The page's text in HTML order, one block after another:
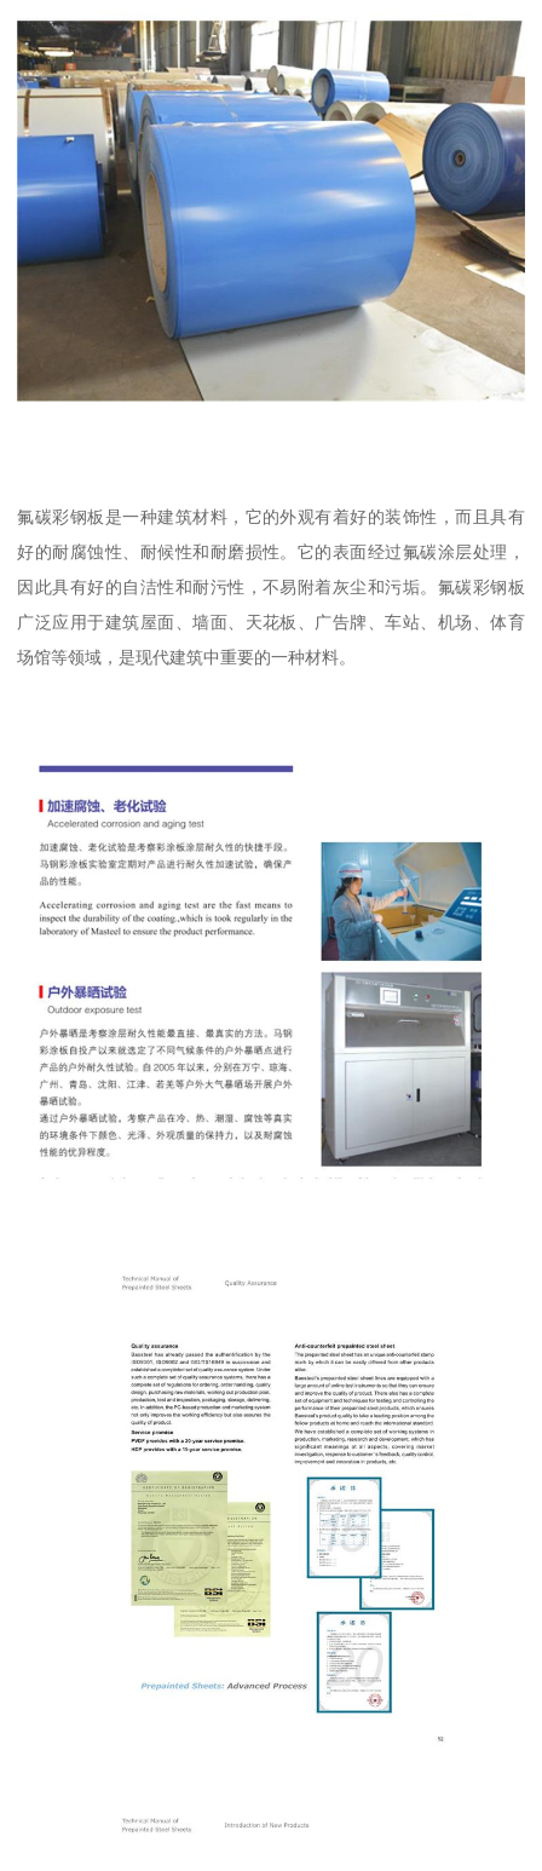
氟碳彩钢板是一种建筑材料，它的外观有着好的装饰性，而且具有
好的耐腐蚀性、耐候性和耐磨损性。它的表面经过氟碳涂层处理，
因此具有好的自洁性和耐污性，不易附着灰尘和污垢。氟碳彩钢板
广泛应用于建筑屋面、墙面、天花板、广告牌、车站、机场、体育
场馆等领域，是现代建筑中重要的一种材料。